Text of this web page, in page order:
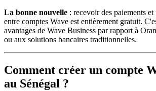
La bonne nouvelle : recevoir des paiements
entre comptes Wave est entièrement gratuit.
avantages de Wave Business par rapport à
ou aux solutions bancaires traditionnelles.
Comment créer un compte
au Sénégal ?